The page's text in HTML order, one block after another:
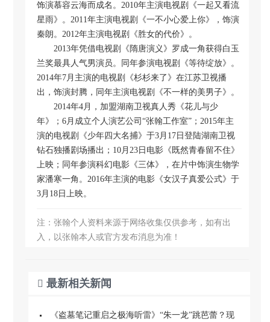
饰演慕容云海而成名。2010年主演电视剧《一起又看流
星雨》。2011年主演电视剧《一不小心爱上你》，饰演
秦朗。2012年主演电视剧《胜女的代价》。
2013年凭借电视剧《隋唐演义》罗成一角获得白玉
兰奖最具人气男演员。同年参演电视剧《等待绽放》。
2014年7月主演的电视剧《杉杉来了》在江苏卫视播
出，饰演封腾，同年主演电视剧《不一样的美男子》。
2014年4月，加盟湖南卫视真人秀《花儿与少
年》；6月成立个人演艺公司“张翰工作室”；2015年主
演的电视剧《少年四大名捕》于3月17日登陆湖南卫视
钻石独播剧场播出；10月23日电影《既然青春留不住》
上映；同年参演科幻电影《三体》，在片中饰演生物学
家潘寒一角。2016年主演的电影《女汉子真爱公式》于
3月18日上映。
注：张翰个人资料来源于网络收集仅供参考，如有出
入，以张翰本人或官方发布消息为准！
 最新相关新闻
《盗墓笔记重启之极海听雷》“朱一龙”跳芭蕾？现